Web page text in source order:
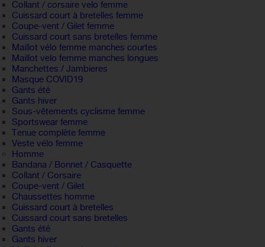
Collant / corsaire velo femme
Cuissard court à bretelles femme
Coupe-vent / Gilet femme
Cuissard court sans bretelles femme
Maillot vélo femme manches courtes
Maillot velo femme manches longues
Manchettes / Jambieres
Masque COVID19
Gants été
Gants hiver
Sous-vêtements cyclisme femme
Sportswear femme
Tenue complète femme
Veste vélo femme
Homme
Bandana / Bonnet / Casquette
Collant / Corsaire
Coupe-vent / Gilet
Chaussettes homme
Cuissard court à bretelles
Cuissard court sans bretelles
Gants été
Gants hiver